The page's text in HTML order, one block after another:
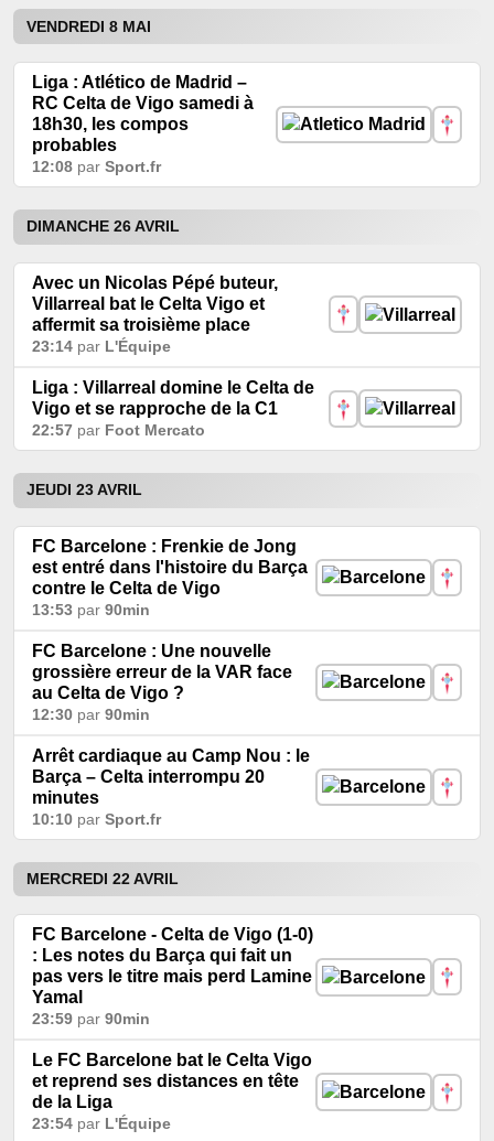
VENDREDI 8 MAI
Liga : Atlético de Madrid –
RC Celta de Vigo samedi à
18h30, les compos
probables
12:08 par Sport.fr
DIMANCHE 26 AVRIL
Avec un Nicolas Pépé buteur,
Villarreal bat le Celta Vigo et
affermit sa troisième place
23:14 par L'Équipe
Liga : Villarreal domine le Celta de
Vigo et se rapproche de la C1
22:57 par Foot Mercato
JEUDI 23 AVRIL
FC Barcelone : Frenkie de Jong
est entré dans l'histoire du Barça
contre le Celta de Vigo
13:53 par 90min
FC Barcelone : Une nouvelle
grossière erreur de la VAR face
au Celta de Vigo ?
12:30 par 90min
Arrêt cardiaque au Camp Nou : le
Barça – Celta interrompu 20
minutes
10:10 par Sport.fr
MERCREDI 22 AVRIL
FC Barcelone - Celta de Vigo (1-0)
: Les notes du Barça qui fait un
pas vers le titre mais perd Lamine
Yamal
23:59 par 90min
Le FC Barcelone bat le Celta Vigo
et reprend ses distances en tête
de la Liga
23:54 par L'Équipe